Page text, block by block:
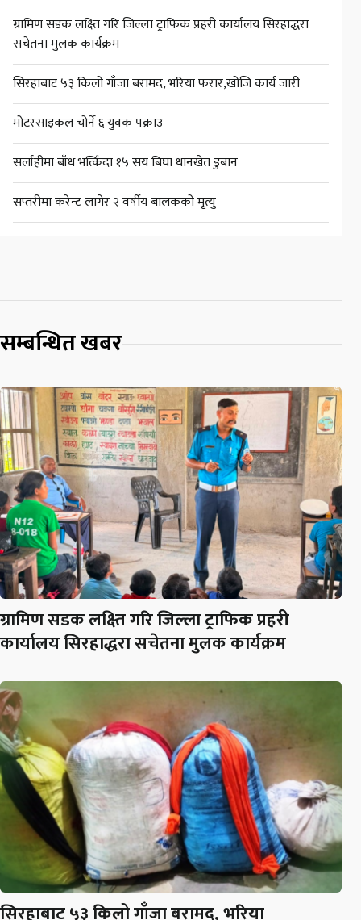
ग्रामिण सडक लक्ष्ति गरि जिल्ला ट्राफिक प्रहरी कार्यालय सिरहाद्धरा
सचेतना मुलक कार्यक्रम
सिरहाबाट ५३ किलो गाँजा बरामद, भरिया फरार,खोजि कार्य जारी
मोटरसाइकल चोर्ने ६ युवक पक्राउ
सर्लाहीमा बाँध भत्किँदा १५ सय बिघा धानखेत डुबान
सप्तरीमा करेन्ट लागेर २ वर्षीय बालकको मृत्यु
सम्बन्धित खबर
ग्रामिण सडक लक्ष्ति गरि जिल्ला ट्राफिक प्रहरी
कार्यालय सिरहाद्धरा सचेतना मुलक कार्यक्रम
सिरहाबाट ५३ किलो गाँजा बरामद, भरिया